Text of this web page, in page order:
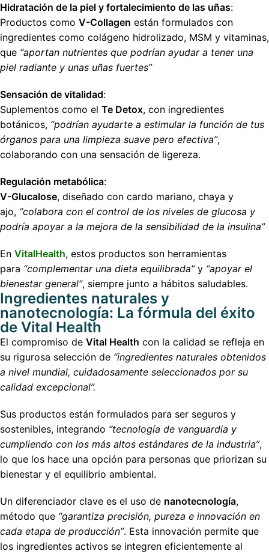
Hidratación de la piel y fortalecimiento de las uñas:
Productos como V-Collagen están formulados con
ingredientes como colágeno hidrolizado, MSM y vitaminas,
que “aportan nutrientes que podrían ayudar a tener una
piel radiante y unas uñas fuertes”
Sensación de vitalidad:
Suplementos como el Te Detox, con ingredientes
botánicos, “podrían ayudarte a estimular la función de tus
órganos para una limpieza suave pero efectiva”,
colaborando con una sensación de ligereza.
Regulación metabólica:
V-Glucalose, diseñado con cardo mariano, chaya y
ajo, “colabora con el control de los niveles de glucosa y
podría apoyar a la mejora de la sensibilidad de la insulina”
En VitalHealth, estos productos son herramientas
para “complementar una dieta equilibrada”y “apoyar el
bienestar general”, siempre junto a hábitos saludables.
Ingredientes naturales y
nanotecnología: La fórmula del éxito
de Vital Health
El compromiso de Vital Health con la calidad se refleja en
su rigurosa selección de “ingredientes naturales obtenidos
a nivel mundial, cuidadosamente seleccionados por su
calidad excepcional”.
Sus productos están formulados para ser seguros y
sostenibles, integrando “tecnología de vanguardia y
cumpliendo con los más altos estándares de la industria”,
lo que los hace una opción para personas que priorizan su
bienestar y el equilibrio ambiental.
Un diferenciador clave es el uso de nanotecnología,
método que “garantiza precisión, pureza e innovación en
cada etapa de producción”. Esta innovación permite que
los ingredientes activos se integren eficientemente al